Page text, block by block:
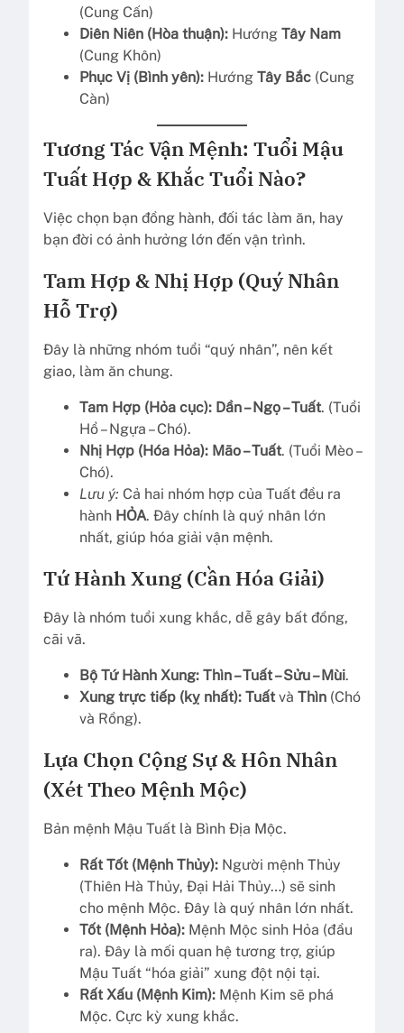
(Cung Cấn)
Diên Niên (Hòa thuận): Hướng Tây Nam
(Cung Khôn)
Phục Vị (Bình yên): Hướng Tây Bắc (Cung
Càn)
Tương Tác Vận Mệnh: Tuổi Mậu
Tuất Hợp & Khắc Tuổi Nào?
Việc chọn bạn đồng hành, đối tác làm ăn, hay
bạn đời có ảnh hưởng lớn đến vận trình.
Tam Hợp & Nhị Hợp (Quý Nhân
Hỗ Trợ)
Đây là những nhóm tuổi “quý nhân”, nên kết
giao, làm ăn chung.
Tam Hợp (Hỏa cục): Dần – Ngọ – Tuất. (Tuổi
Hổ – Ngựa – Chó).
Nhị Hợp (Hóa Hỏa): Mão – Tuất. (Tuổi Mèo –
Chó).
Lưu ý: Cả hai nhóm hợp của Tuất đều ra
hành HỎA. Đây chính là quý nhân lớn
nhất, giúp hóa giải vận mệnh.
Tứ Hành Xung (Cần Hóa Giải)
Đây là nhóm tuổi xung khắc, dễ gây bất đồng,
cãi vã.
Bộ Tứ Hành Xung: Thìn – Tuất – Sửu – Mùi.
Xung trực tiếp (kỵ nhất): Tuất và Thìn (Chó
và Rồng).
Lựa Chọn Cộng Sự & Hôn Nhân
(Xét Theo Mệnh Mộc)
Bản mệnh Mậu Tuất là Bình Địa Mộc.
Rất Tốt (Mệnh Thủy): Người mệnh Thủy
(Thiên Hà Thủy, Đại Hải Thủy…) sẽ sinh
cho mệnh Mộc. Đây là quý nhân lớn nhất.
Tốt (Mệnh Hỏa): Mệnh Mộc sinh Hỏa (đầu
ra). Đây là mối quan hệ tương trợ, giúp
Mậu Tuất “hóa giải” xung đột nội tại.
Rất Xấu (Mệnh Kim): Mệnh Kim sẽ phá
Mộc. Cực kỳ xung khắc.